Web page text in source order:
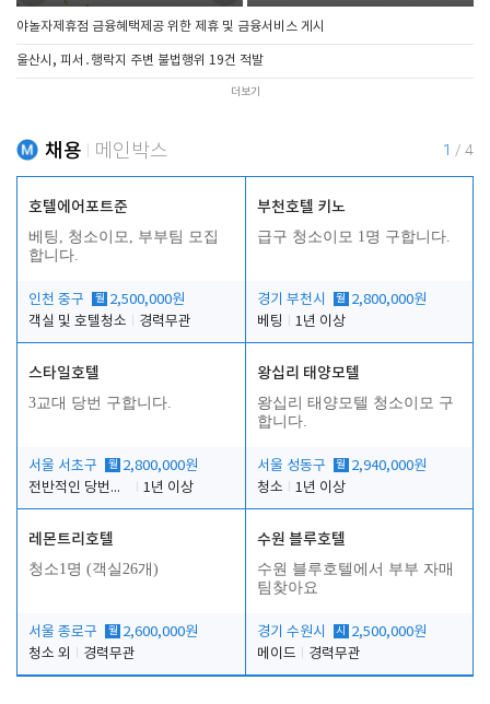
야놀자제휴점 금융혜택제공 위한 제휴 및 금융서비스 게시
울산시, 피서․행락지 주변 불법행위 19건 적발
더보기
채용 메인박스 1 / 4
호텔에어포트준
베팅, 청소이모, 부부팀 모집
합니다.
인천 중구 월 2,500,000원
객실 및 호텔청소
경력무관
부천호텔 키노
급구 청소이모 1명 구합니다.
경기 부천시 월 2,800,000원
베팅
1년 이상
스타일호텔
3교대 당번 구합니다.
서울 서초구 월 2,800,000원
전반적인 당번업무
1년 이상
왕십리 태양모텔
왕십리 태양모텔 청소이모 구
합니다.
서울 성동구 월 2,940,000원
청소
1년 이상
레몬트리호텔
청소1명 (객실26개)
서울 종로구 월 2,600,000원
청소 외
경력무관
수원 블루호텔
수원 블루호텔에서 부부 자매
팀찾아요
경기 수원시 시
2,500,000원
메이드
경력무관